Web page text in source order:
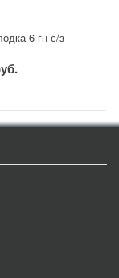
6 гн с/з